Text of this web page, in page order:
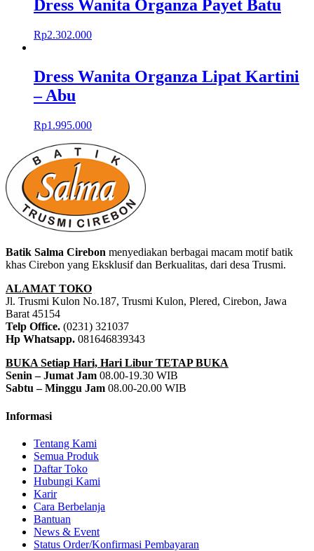
Dress Wanita Organza Payet Batu
Rp2.302.000
Dress Wanita Organza Lipat Kartini
– Abu
Rp1.995.000
Batik Salma Cirebon menyediakan berbagai macam motif batik
khas Cirebon yang Eksklusif dan Berkualitas, dari desa Trusmi.
ALAMAT TOKO
Jl. Trusmi Kulon No.187, Trusmi Kulon, Plered, Cirebon, Jawa
Barat 45154
Telp Office. (0231) 321037
Hp Whatsapp. 081646839343
BUKA Setiap Hari, Hari Libur TETAP BUKA
Senin – Jumat Jam 08.00-19.30 WIB
Sabtu – Minggu Jam 08.00-20.00 WIB
Informasi
Tentang Kami
Semua Produk
Daftar Toko
Hubungi Kami
Karir
Cara Berbelanja
Bantuan
News & Event
Status Order/Konfirmasi Pembayaran